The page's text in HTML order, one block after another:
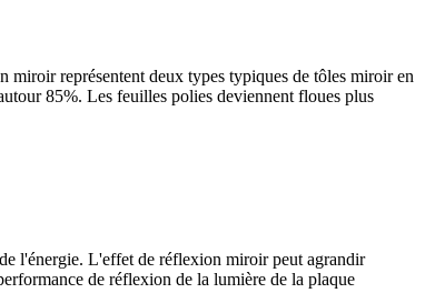
représentent deux types typiques de tôles miroir en
85%. Les feuilles polies deviennent floues plus
l'énergie. L'effet de réflexion miroir peut agrandir
de réflexion de la lumière de la plaque